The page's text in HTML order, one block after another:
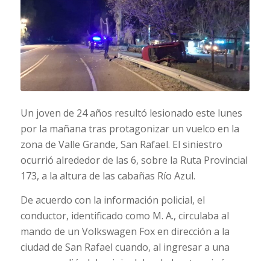
Un joven de 24 años resultó lesionado este lunes
por la mañana tras protagonizar un vuelco en la
zona de Valle Grande, San Rafael. El siniestro
ocurrió alrededor de las 6, sobre la Ruta Provincial
173, a la altura de las cabañas Río Azul.
De acuerdo con la información policial, el
conductor, identificado como M. A., circulaba al
mando de un Volkswagen Fox en dirección a la
ciudad de San Rafael cuando, al ingresar a una